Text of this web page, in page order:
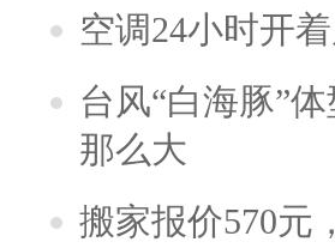
空调24小时开
台风“白海豚”
那么大
搬家报价570元